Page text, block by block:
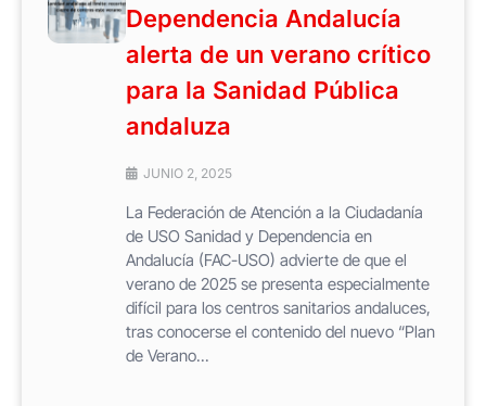
Dependencia Andalucía
alerta de un verano crítico
para la Sanidad Pública
andaluza
JUNIO 2, 2025
La Federación de Atención a la Ciudadanía
de USO Sanidad y Dependencia en
Andalucía (FAC-USO) advierte de que el
verano de 2025 se presenta especialmente
difícil para los centros sanitarios andaluces,
tras conocerse el contenido del nuevo “Plan
de Verano...